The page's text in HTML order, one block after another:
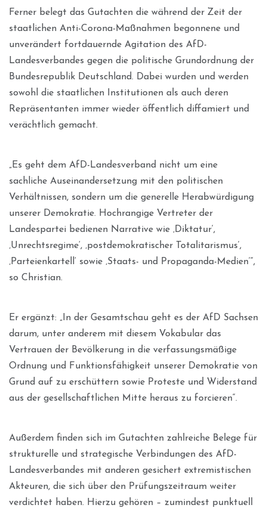
Ferner belegt das Gutachten die während der Zeit der
staatlichen Anti-Corona-Maßnahmen begonnene und
unverändert fortdauernde Agitation des AfD-
Landesverbandes gegen die politische Grundordnung der
Bundesrepublik Deutschland. Dabei wurden und werden
sowohl die staatlichen Institutionen als auch deren
Repräsentanten immer wieder öffentlich diffamiert und
verächtlich gemacht.
„Es geht dem AfD-Landesverband nicht um eine
sachliche Auseinandersetzung mit den politischen
Verhältnissen, sondern um die generelle Herabwürdigung
unserer Demokratie. Hochrangige Vertreter der
Landespartei bedienen Narrative wie ‚Diktatur‘,
‚Unrechtsregime‘, ‚postdemokratischer Totalitarismus‘,
‚Parteienkartell‘ sowie ‚Staats- und Propaganda-Medien‘“,
so Christian.
Er ergänzt: „In der Gesamtschau geht es der AfD Sachsen
darum, unter anderem mit diesem Vokabular das
Vertrauen der Bevölkerung in die verfassungsmäßige
Ordnung und Funktionsfähigkeit unserer Demokratie von
Grund auf zu erschüttern sowie Proteste und Widerstand
aus der gesellschaftlichen Mitte heraus zu forcieren“.
Außerdem finden sich im Gutachten zahlreiche Belege für
strukturelle und strategische Verbindungen des AfD-
Landesverbandes mit anderen gesichert extremistischen
Akteuren, die sich über den Prüfungszeitraum weiter
verdichtet haben. Hierzu gehören – zumindest punktuell